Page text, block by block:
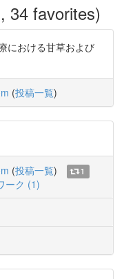
34 favorites)
における甘草および
(投稿一覧)
(投稿一覧)
1
ーク (1)